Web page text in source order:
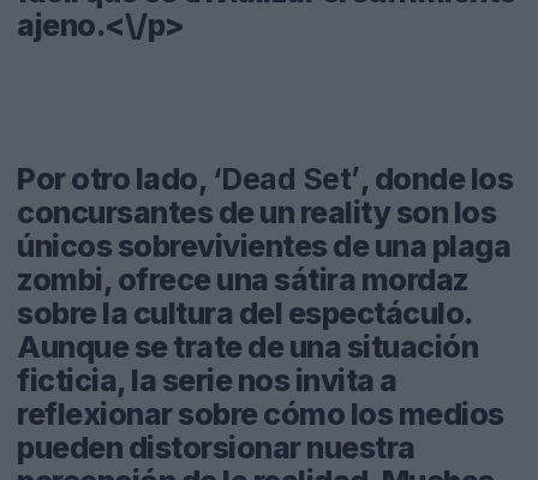
ajeno.<\/p>
Por otro lado, ‘Dead Set’, donde los
concursantes de un reality son los
únicos sobrevivientes de una plaga
zombi, ofrece una sátira mordaz
sobre la cultura del espectáculo.
Aunque se trate de una situación
ficticia, la serie nos invita a
reflexionar sobre cómo los medios
pueden distorsionar nuestra